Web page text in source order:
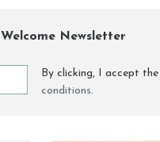
Welcome Newsletter
By clicking, I accept the
conditions.